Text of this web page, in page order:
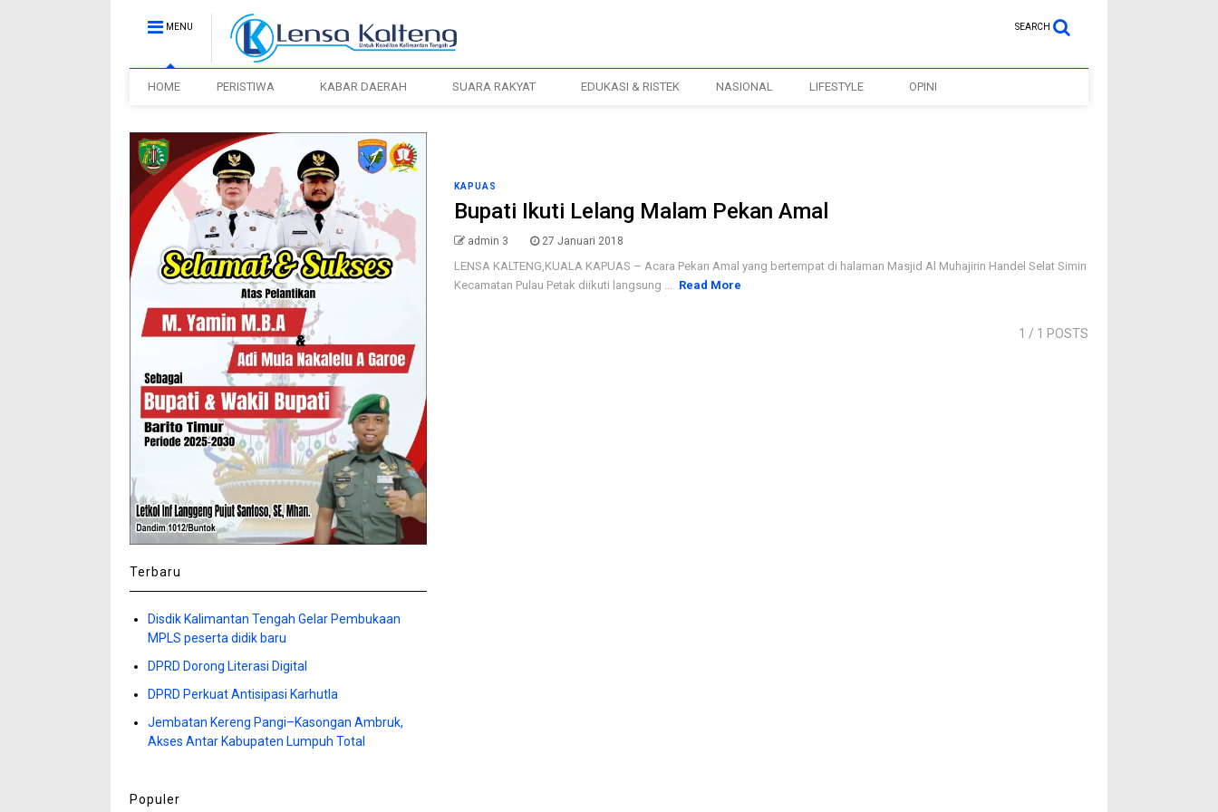
MENU SEARCH
HOME PERISTIWA KABAR DAERAH SUARA RAKYAT EDUKASI & RISTEK NASIONAL LIFESTYLE OPINI
KAPUAS
Bupati Ikuti Lelang Malam Pekan Amal
admin 3 27 Januari 2018
LENSA KALTENG,KUALA KAPUAS – Acara Pekan Amal yang bertempat di halaman Masjid Al Muhajirin Handel Selat Simin
Kecamatan Pulau Petak diikuti langsung ...
Read More
1 / 1 POSTS
Terbaru
Disdik Kalimantan Tengah Gelar Pembukaan
MPLS peserta didik baru
DPRD Dorong Literasi Digital
DPRD Perkuat Antisipasi Karhutla
Jembatan Kereng Pangi–Kasongan Ambruk,
Akses Antar Kabupaten Lumpuh Total
Populer